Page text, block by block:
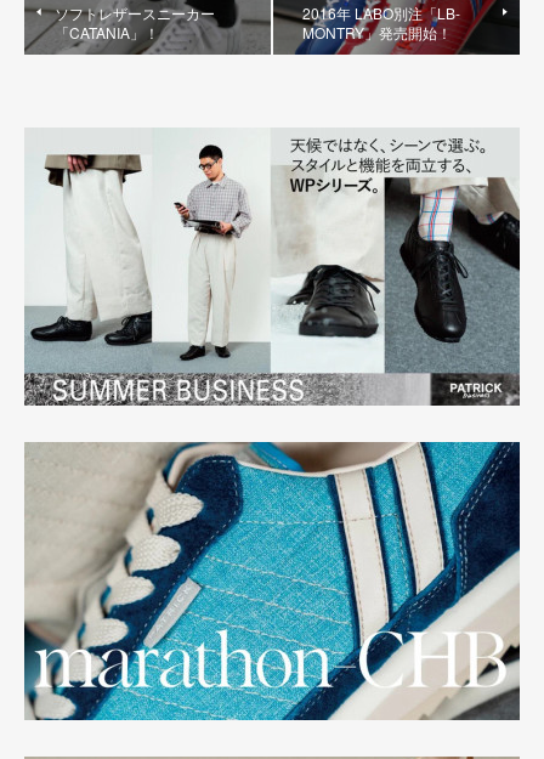
ソフトレザースニーカー
「CATANIA」！
2016年 LABO別注「LB-
MONTRY」発売開始！